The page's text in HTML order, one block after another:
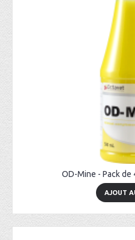
OD-Mine - Pack de
AJOUT